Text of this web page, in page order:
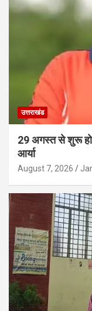
उत्तराखंड
29 अगस्त से शुरू
आर्या
August 7, 2026